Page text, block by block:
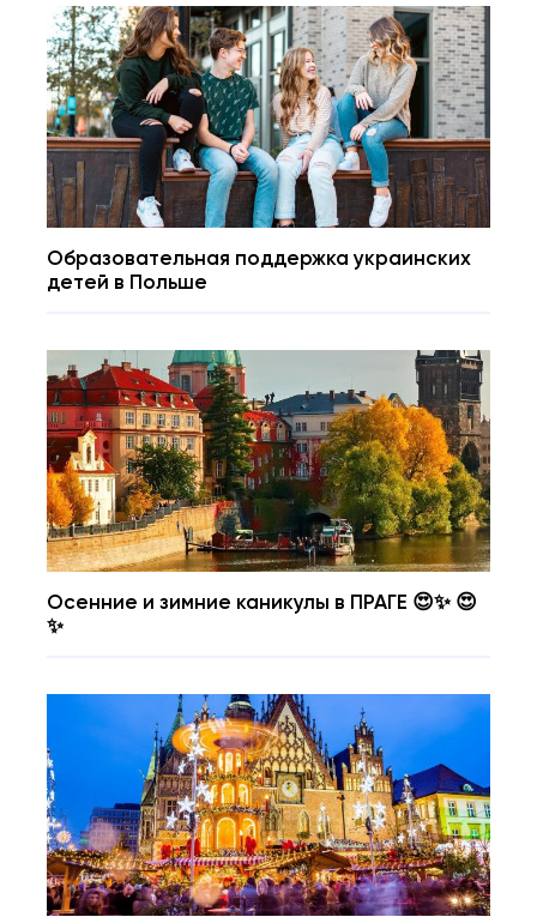
Образовательная поддержка украинских
детей в Польше
Осенние и зимние каникулы в ПРАГЕ 😍✨ 😍
✨